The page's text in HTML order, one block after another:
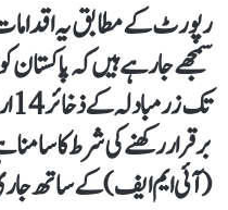
رپورٹ کے مطابق یہ
سمجھے جا رہے ہیں کہ
برقرار رکھنے کی شرط کا سامنا
(آئی ایم ایف) کے ساتھ